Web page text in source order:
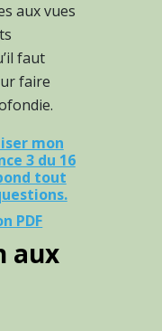
aux vues
faut
faire
mon
3 du 16
tout
PDF
aux